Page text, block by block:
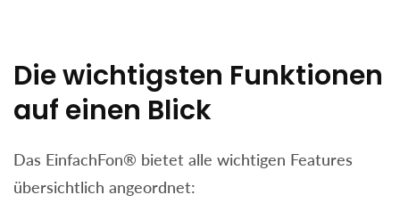
Die wichtigsten Funktionen
auf einen Blick
Das EinfachFon® bietet alle wichtigen Features
übersichtlich angeordnet: